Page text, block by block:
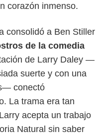
corazón inmenso.
consolidó a Ben Stiller
de la comedia
de Larry Daley —
suerte y con una
conectó
La trama era tan
acepta un trabajo
Natural sin saber